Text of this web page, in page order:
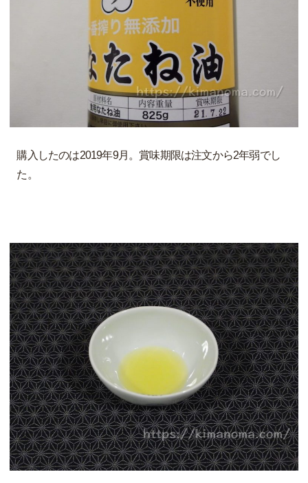
購入したのは2019年9月。賞味期限は注文から2年弱でし
た。